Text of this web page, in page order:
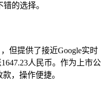
的选择。
但提供了接近Google实时
人民币。作为上市公
，操作便捷。